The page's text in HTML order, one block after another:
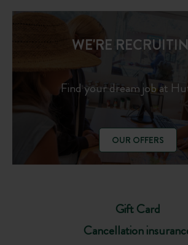
Gift Card
Cancellation
WE'RE
Find your dream job at
OUR OFFERS